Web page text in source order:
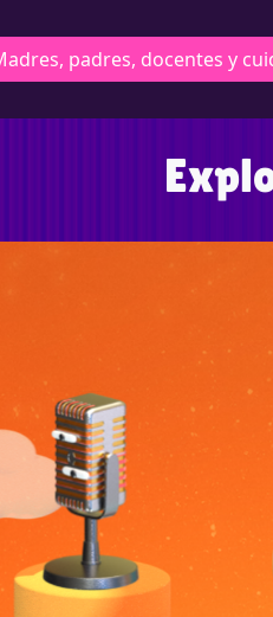
padres, docentes y